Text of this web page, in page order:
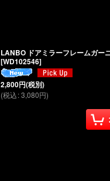
LANBO ドアミラーフレームガー
[WD102546]
2,800円(税別)
(税込:3,080円)